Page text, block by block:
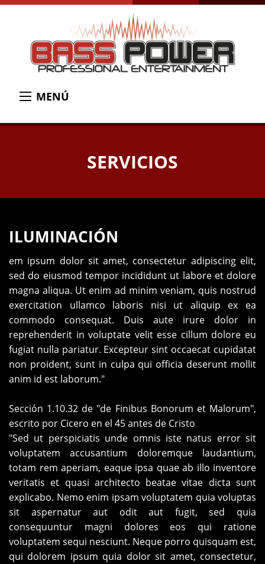
MENÚ
SERVICIOS
ILUMINACIÓN
em ipsum dolor sit amet, consectetur adipiscing elit,
sed do eiusmod tempor incididunt ut labore et dolore
magna aliqua. Ut enim ad minim veniam, quis nostrud
exercitation ullamco laboris nisi ut aliquip ex ea
commodo consequat. Duis aute irure dolor in
reprehenderit in voluptate velit esse cillum dolore eu
fugiat nulla pariatur. Excepteur sint occaecat cupidatat
non proident, sunt in culpa qui officia deserunt mollit
anim id est laborum."
Sección 1.10.32 de "de Finibus Bonorum et Malorum",
escrito por Cicero en el 45 antes de Cristo
"Sed ut perspiciatis unde omnis iste natus error sit
voluptatem accusantium doloremque laudantium,
totam rem aperiam, eaque ipsa quae ab illo inventore
veritatis et quasi architecto beatae vitae dicta sunt
explicabo. Nemo enim ipsam voluptatem quia voluptas
sit aspernatur aut odit aut fugit, sed quia
consequuntur magni dolores eos qui ratione
voluptatem sequi nesciunt. Neque porro quisquam est,
qui dolorem ipsum quia dolor sit amet, consectetur,